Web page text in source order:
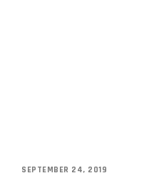
SEPTEMBER 24, 2019